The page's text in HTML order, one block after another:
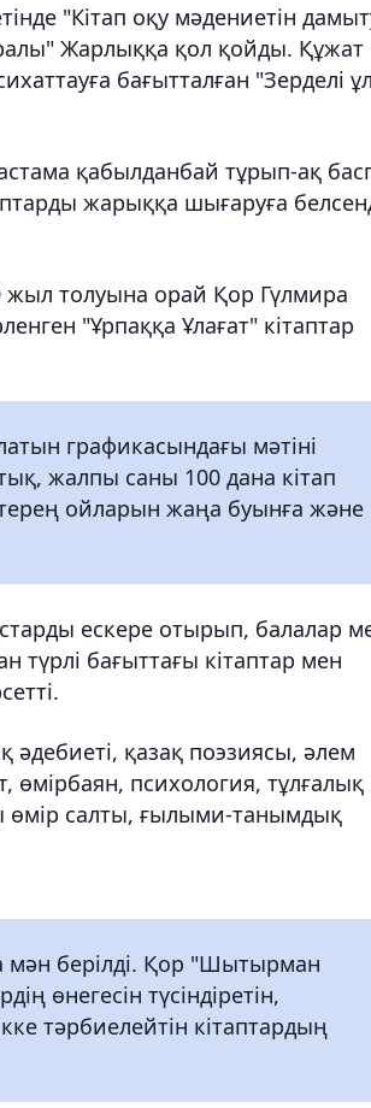
"Кітап оқу мәдениетін
Жарлыққа қол қойды. Құжат
бағытталған "Зерделі
қабылданбай тұрып-ақ
жарыққа шығаруға
толуына орай Қор Гүлмира
"Ұрпаққа Ұлағат" кітаптар
графикасындағы мәтіні
жалпы саны 100 дана кітап
ойларын жаңа буынға және
ескере отырып, балалар
түрлі бағыттағы кітаптар мен
қазақ поэзиясы, әлем
өмірбаян, психология, тұлғалық
өмір салты, ғылыми-танымдық
мән берілді. Қор "Шытырман
өнегесін түсіндіретін,
тәрбиелейтін кітаптардың